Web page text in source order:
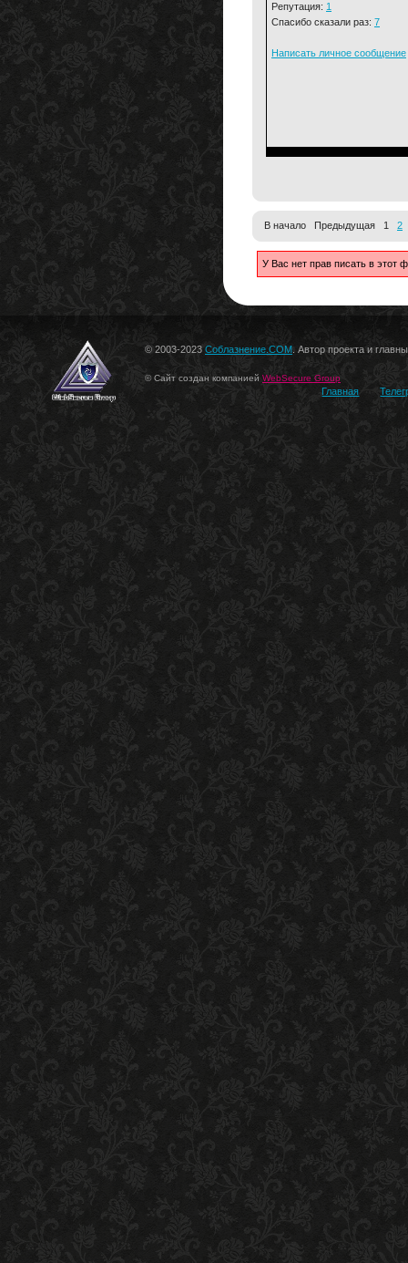
Репутация: 1
Спасибо сказали раз: 7
Написать личное сообщение
В начало Предыдущая 1 2
У Вас нет прав писать в этот
© 2003-2023 Соблазнение.COM . Автор проекта и
© Сайт создан компанией WebSecure Group
Главная